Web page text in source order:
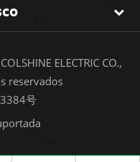
ELECTRIC CO.,
reservados
号